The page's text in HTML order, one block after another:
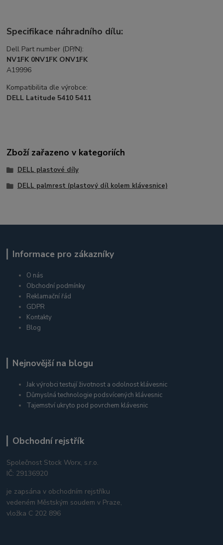
Specifikace náhradního dílu:
Dell Part number (DP/N):
NV1FK 0NV1FK ONV1FK
A19996
Kompatibilita dle výrobce:
DELL Latitude 5410 5411
Zboží zařazeno v kategoriích
DELL plastové díly
DELL palmrest (plastový díl kolem klávesnice)
Informace pro zákazníky
O nás
Obchodní podmínky
Reklamační řád
GDPR
Kontakty
Blog
Nejnovější na blogu
Jak výrobci testují životnost a odolnost klávesnic
Důmyslná technologie podsvícených klávesnic
Tajemství ukryto pod povrchem klávesnic
Obchodní rejstřík
Společnost Stock Worx, s.r.o.
IČ: 29136920
je zapsána v obchodním rejstříku
vedeném Městským soudem v Praze,
vložka C 202 896